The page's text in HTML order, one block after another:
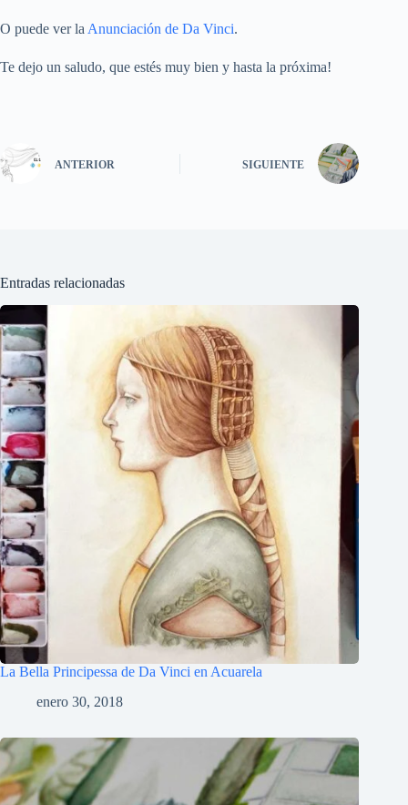
O puede ver laAnunciación de Da Vinci.
Te dejo un saludo, que estés muy bien y hasta la próxima!
ANTERIOR SIGUIENTE
Entradas relacionadas
La Bella Principessa de Da Vinci en Acuarela
enero 30, 2018